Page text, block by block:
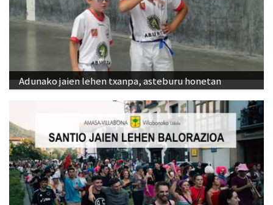
Adunako jaien lehen txanpa, asteburu honetan